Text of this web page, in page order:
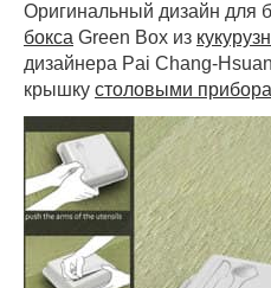
Оригинальный дизайн для
бокса Green Box из
дизайнера Pai Chang-
крышку столовыми